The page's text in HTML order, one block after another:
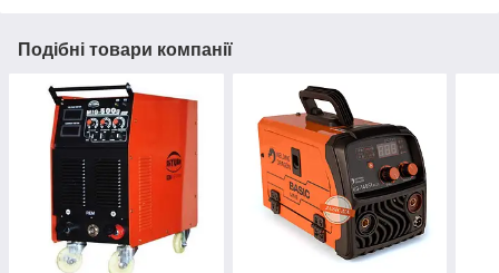
Подібні товари компанії